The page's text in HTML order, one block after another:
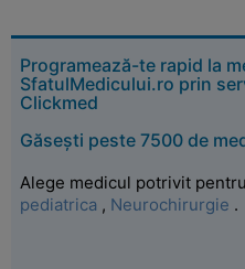
Programează-te rapid la
SfatulMedicului.ro prin
Clickmed
Găsești peste 7500 de
Alege medicul potrivit
pediatrica , Neurochirurgie .